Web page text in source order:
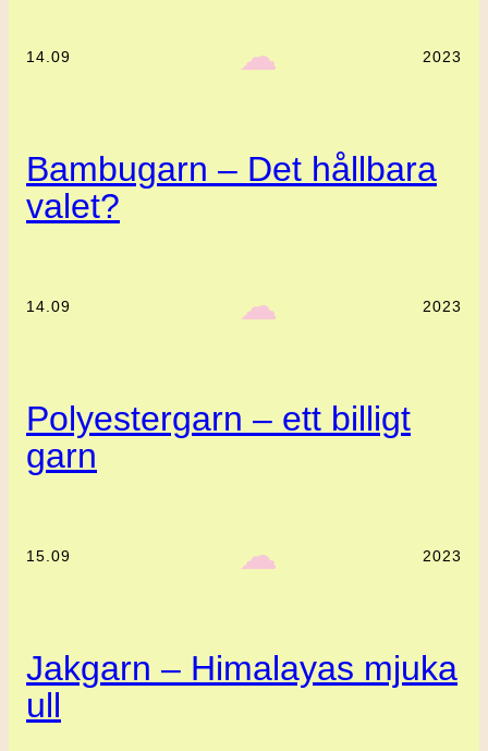
14.09 ‎ ‎‎ ☁︎‎‎ 2023
Bambugarn – Det hållbara
valet?
14.09 ‎ ‎‎ ☁︎‎‎ 2023
Polyestergarn – ett billigt
garn
15.09 ‎ ‎‎ ☁︎‎‎ 2023
Jakgarn – Himalayas mjuka
ull